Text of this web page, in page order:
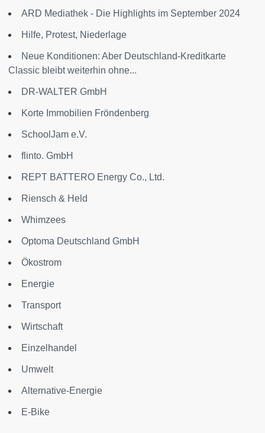
ARD Mediathek - Die Highlights im September 2024
Hilfe, Protest, Niederlage
Neue Konditionen: Aber Deutschland-Kreditkarte
Classic bleibt weiterhin ohne...
DR-WALTER GmbH
Korte Immobilien Fröndenberg
SchoolJam e.V.
flinto. GmbH
REPT BATTERO Energy Co., Ltd.
Riensch & Held
Whimzees
Optoma Deutschland GmbH
Ökostrom
Energie
Transport
Wirtschaft
Einzelhandel
Umwelt
Alternative-Energie
E-Bike